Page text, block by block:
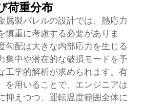
荷重分布
属製バレルの設計では、熱応力
慎重に考慮する必要がありま
勾配は大きな内部応力を生じる
集中や潜在的な破損モードを予
工学的解析が求められます。有
を用いることで、エンジニアは
抑えつつ、運転温度範囲全体に